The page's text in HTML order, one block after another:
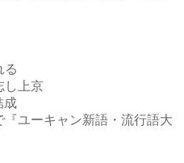
る
し上京
成
ユーキャン新語・流行語大